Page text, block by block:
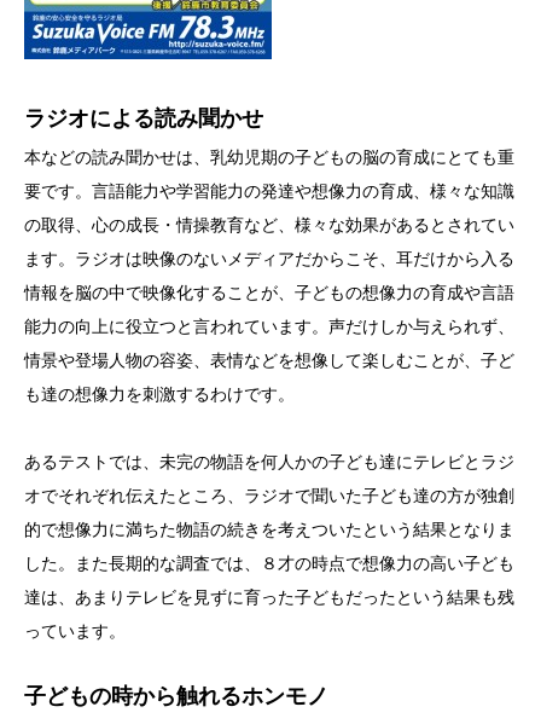
ラジオによる読み聞かせ
本などの読み聞かせは、乳幼児期の子どもの脳の育成にとても重
要です。言語能力や学習能力の発達や想像力の育成、様々な知識
の取得、心の成長・情操教育など、様々な効果があるとされてい
ます。ラジオは映像のないメディアだからこそ、耳だけから入る
情報を脳の中で映像化することが、子どもの想像力の育成や言語
能力の向上に役立つと言われています。声だけしか与えられず、
情景や登場人物の容姿、表情などを想像して楽しむことが、子ど
も達の想像力を刺激するわけです。
あるテストでは、未完の物語を何人かの子ども達にテレビとラジ
オでそれぞれ伝えたところ、ラジオで聞いた子ども達の方が独創
的で想像力に満ちた物語の続きを考えついたという結果となりま
した。また長期的な調査では、８才の時点で想像力の高い子ども
達は、あまりテレビを見ずに育った子どもだったという結果も残
っています。
子どもの時から触れるホンモノ